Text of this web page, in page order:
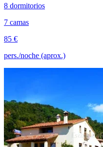
8 dormitorios
7 camas
85 €
pers./noche (aprox.)